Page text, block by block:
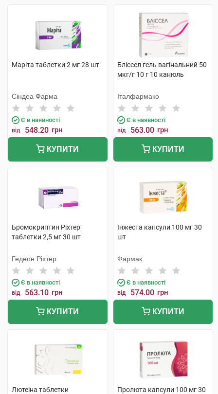
Маріта таблетки 2 мг 28 шт
Сіндеа Фарма
Є в наявності
від 548.20 грн
КУПИТИ
Бліссел гель вагінальний 50
мкг/г 10 г 10 канюль
Італфармако
Є в наявності
від 563.00 грн
КУПИТИ
Бромокриптин Ріхтер
таблетки 2,5 мг 30 шт
Гедеон Ріхтер
Є в наявності
від 563.10 грн
КУПИТИ
Інжеста капсули 100 мг 30
шт
Фармак
Є в наявності
від 574.00 грн
КУПИТИ
Лютеіна таблетки
Пролюта капсули 100 мг 30